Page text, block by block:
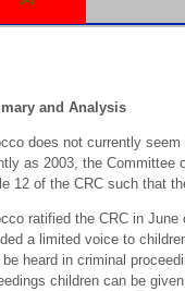
and Analysis
does not currently
as 2003, the Committee
12 of the CRC such that
ratified the CRC in
a limited voice to
heard in criminal
children can be